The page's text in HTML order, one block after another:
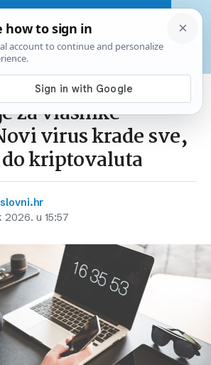
za vlasnike
virus krade sve,
kriptovaluta
2026. u 15:57